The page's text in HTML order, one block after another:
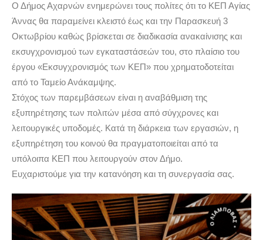
Ο Δήμος Αχαρνών ενημερώνει τους πολίτες ότι το ΚΕΠ Αγίας
Άννας θα παραμείνει κλειστό έως και την Παρασκευή 3
Οκτωβρίου καθώς βρίσκεται σε διαδικασία ανακαίνισης και
εκσυγχρονισμού των εγκαταστάσεών του, στο πλαίσιο του
έργου «Εκσυγχρονισμός των ΚΕΠ» που χρηματοδοτείται
από το Ταμείο Ανάκαμψης.
Στόχος των παρεμβάσεων είναι η αναβάθμιση της
εξυπηρέτησης των πολιτών μέσα από σύγχρονες και
λειτουργικές υποδομές. Κατά τη διάρκεια των εργασιών, η
εξυπηρέτηση του κοινού θα πραγματοποιείται από τα
υπόλοιπα ΚΕΠ που λειτουργούν στον Δήμο.
Ευχαριστούμε για την κατανόηση και τη συνεργασία σας.